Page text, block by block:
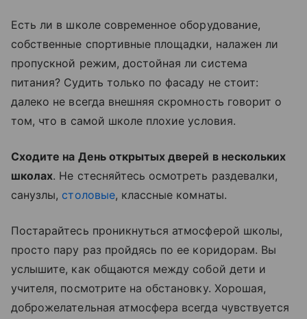
Есть ли в школе современное оборудование,
собственные спортивные площадки, налажен ли
пропускной режим, достойная ли система
питания? Судить только по фасаду не стоит:
далеко не всегда внешняя скромность говорит о
том, что в самой школе плохие условия.
Сходите на День открытых дверей в нескольких
школах. Не стесняйтесь осмотреть раздевалки,
санузлы, столовые, классные комнаты.
Постарайтесь проникнуться атмосферой школы,
просто пару раз пройдясь по ее коридорам. Вы
услышите, как общаются между собой дети и
учителя, посмотрите на обстановку. Хорошая,
доброжелательная атмосфера всегда чувствуется